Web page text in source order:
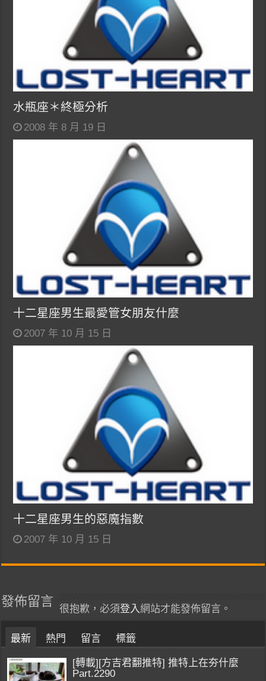
水瓶座＊終極分析
2008 年 8 月 19 日
十二星座男生最愛管女朋友什麼
2007 年 10 月 15 日
十二星座男生的惡魔指數
2007 年 10 月 15 日
發佈留言
很抱歉，必須登入網站才能發佈留言。
最新 熱門 留言 標籤
[轉載][方吉君翻推特] 推特上在夯什麼
Part.2290